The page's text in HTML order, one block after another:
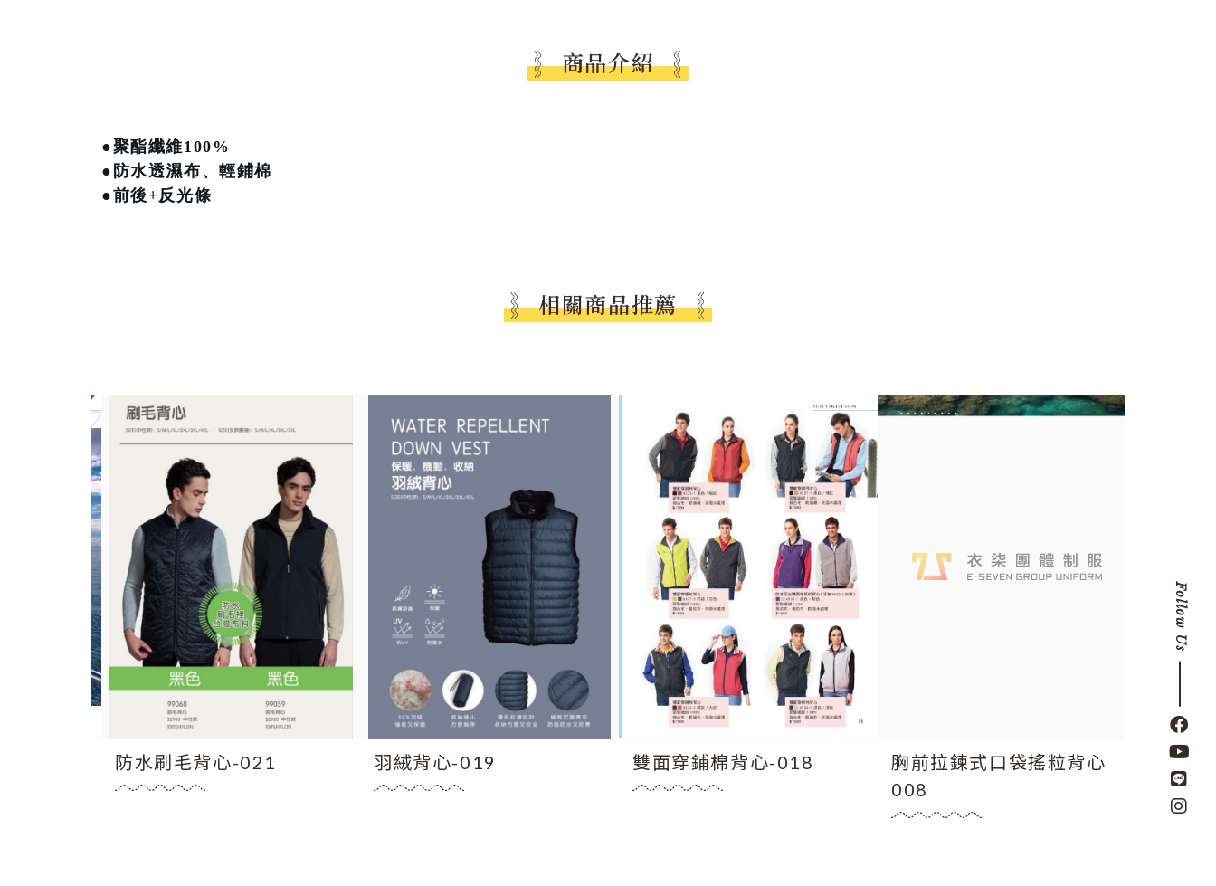
Follow Us
商品介紹
●聚酯纖維100%
●防水透濕布、輕鋪棉
●前後+反光條
相關商品推薦
防水刷毛背心-021 羽絨背心-019 雙面穿鋪棉背心-018
胸前拉鍊式口袋搖粒背心
008
防水